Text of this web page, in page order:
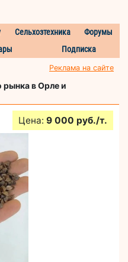
Сельхозтехника
Форумы
Подписка
Реклама на сайте
рынка в Орле и
Цена: 9 000 руб./т.